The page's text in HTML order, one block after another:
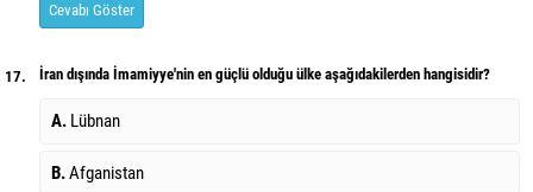
Cevabı Göster
17. İran dışında İmamiyye'nin en güçlü olduğu ülke aşağıdakilerden hangisidir?
A. Lübnan
B.Afganistan